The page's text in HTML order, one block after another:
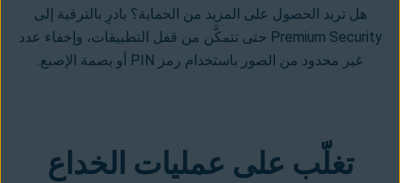
هل تريد الحصول على المزيد من الحماية؟ بادرِ بالترقية إلى
Premium Security حتى تتمكَّن من قفل التطبيقات، وإخفاء عدد
غير محدود من الصور باستخدام رمز PIN أو بصمة الإصبع.
تغلّب على عمليات الخداع